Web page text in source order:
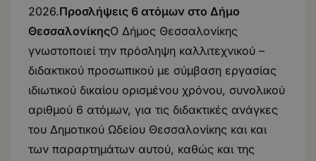
2026.Προσλήψεις 6 ατόμων στο Δήμο
ΘεσσαλονίκηςΟ Δήμος Θεσσαλονίκης
γνωστοποιεί την πρόσληψη καλλιτεχνικού –
διδακτικού προσωπικού με σύμβαση εργασίας
ιδιωτικού δικαίου ορισμένου χρόνου, συνολικού
αριθμού 6 ατόμων, για τις διδακτικές ανάγκες
του Δημοτικού Ωδείου Θεσσαλονίκης και και
των παραρτημάτων αυτού, καθώς και της